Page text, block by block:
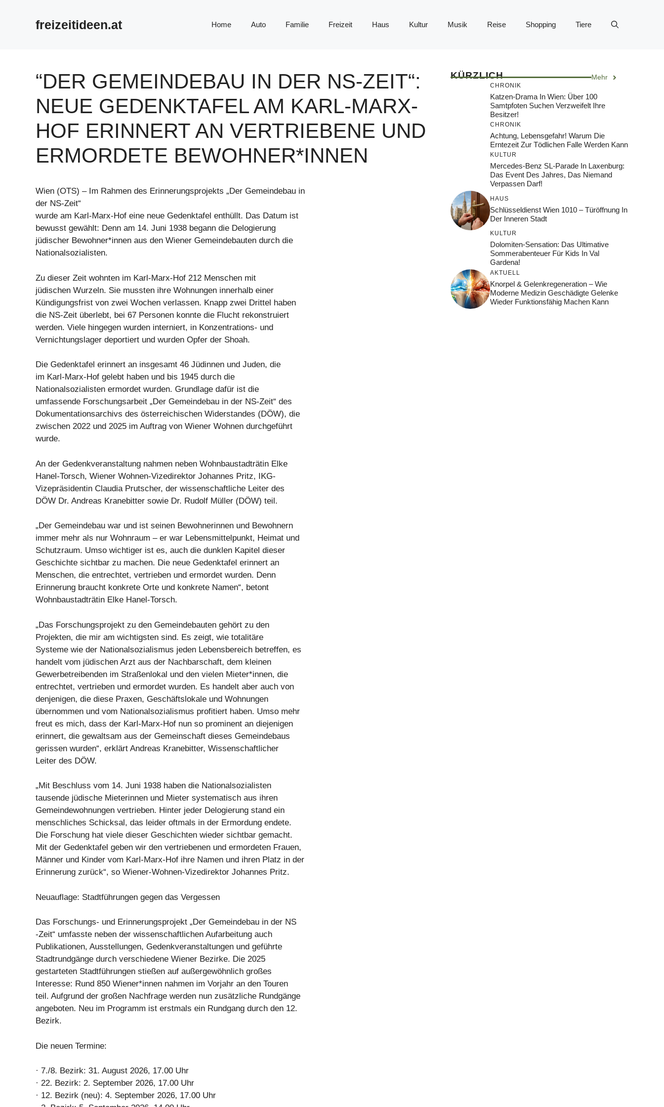
freizeitideen.at Home Auto Familie Freizeit Haus Kultur Musik Reise Shopping Tiere
“DER GEMEINDEBAU IN DER NS-ZEIT“:
NEUE GEDENKTAFEL AM KARL-MARX-
HOF ERINNERT AN VERTRIEBENE UND
ERMORDETE BEWOHNER*INNEN
Wien (OTS) – Im Rahmen des Erinnerungsprojekts „Der Gemeindebau in
der NS-Zeit“
wurde am Karl-Marx-Hof eine neue Gedenktafel enthüllt. Das Datum ist
bewusst gewählt: Denn am 14. Juni 1938 begann die Delogierung
jüdischer Bewohner*innen aus den Wiener Gemeindebauten durch die
Nationalsozialisten.
Zu dieser Zeit wohnten im Karl-Marx-Hof 212 Menschen mit
jüdischen Wurzeln. Sie mussten ihre Wohnungen innerhalb einer
Kündigungsfrist von zwei Wochen verlassen. Knapp zwei Drittel haben
die NS-Zeit überlebt, bei 67 Personen konnte die Flucht rekonstruiert
werden. Viele hingegen wurden interniert, in Konzentrations- und
Vernichtungslager deportiert und wurden Opfer der Shoah.
Die Gedenktafel erinnert an insgesamt 46 Jüdinnen und Juden, die
im Karl-Marx-Hof gelebt haben und bis 1945 durch die
Nationalsozialisten ermordet wurden. Grundlage dafür ist die
umfassende Forschungsarbeit „Der Gemeindebau in der NS-Zeit“ des
Dokumentationsarchivs des österreichischen Widerstandes (DÖW), die
zwischen 2022 und 2025 im Auftrag von Wiener Wohnen durchgeführt
wurde.
An der Gedenkveranstaltung nahmen neben Wohnbaustadträtin Elke
Hanel-Torsch, Wiener Wohnen-Vizedirektor Johannes Pritz, IKG-
Vizepräsidentin Claudia Prutscher, der wissenschaftliche Leiter des
DÖW Dr. Andreas Kranebitter sowie Dr. Rudolf Müller (DÖW) teil.
„Der Gemeindebau war und ist seinen Bewohnerinnen und Bewohnern
immer mehr als nur Wohnraum – er war Lebensmittelpunkt, Heimat und
Schutzraum. Umso wichtiger ist es, auch die dunklen Kapitel dieser
Geschichte sichtbar zu machen. Die neue Gedenktafel erinnert an
Menschen, die entrechtet, vertrieben und ermordet wurden. Denn
Erinnerung braucht konkrete Orte und konkrete Namen“, betont
Wohnbaustadträtin Elke Hanel-Torsch.
„Das Forschungsprojekt zu den Gemeindebauten gehört zu den
Projekten, die mir am wichtigsten sind. Es zeigt, wie totalitäre
Systeme wie der Nationalsozialismus jeden Lebensbereich betreffen, es
handelt vom jüdischen Arzt aus der Nachbarschaft, dem kleinen
Gewerbetreibenden im Straßenlokal und den vielen Mieter*innen, die
entrechtet, vertrieben und ermordet wurden. Es handelt aber auch von
denjenigen, die diese Praxen, Geschäftslokale und Wohnungen
übernommen und vom Nationalsozialismus profitiert haben. Umso mehr
freut es mich, dass der Karl-Marx-Hof nun so prominent an diejenigen
erinnert, die gewaltsam aus der Gemeinschaft dieses Gemeindebaus
gerissen wurden“, erklärt Andreas Kranebitter, Wissenschaftlicher
Leiter des DÖW.
„Mit Beschluss vom 14. Juni 1938 haben die Nationalsozialisten
tausende jüdische Mieterinnen und Mieter systematisch aus ihren
Gemeindewohnungen vertrieben. Hinter jeder Delogierung stand ein
menschliches Schicksal, das leider oftmals in der Ermordung endete.
Die Forschung hat viele dieser Geschichten wieder sichtbar gemacht.
Mit der Gedenktafel geben wir den vertriebenen und ermordeten Frauen,
Männer und Kinder vom Karl-Marx-Hof ihre Namen und ihren Platz in der
Erinnerung zurück“, so Wiener-Wohnen-Vizedirektor Johannes Pritz.
Neuauflage: Stadtführungen gegen das Vergessen
Das Forschungs- und Erinnerungsprojekt „Der Gemeindebau in der NS
-Zeit“ umfasste neben der wissenschaftlichen Aufarbeitung auch
Publikationen, Ausstellungen, Gedenkveranstaltungen und geführte
Stadtrundgänge durch verschiedene Wiener Bezirke. Die 2025
gestarteten Stadtführungen stießen auf außergewöhnlich großes
Interesse: Rund 850 Wiener*innen nahmen im Vorjahr an den Touren
teil. Aufgrund der großen Nachfrage werden nun zusätzliche Rundgänge
angeboten. Neu im Programm ist erstmals ein Rundgang durch den 12.
Bezirk.
Die neuen Termine:
· 7./8. Bezirk: 31. August 2026, 17.00 Uhr
· 22. Bezirk: 2. September 2026, 17.00 Uhr
· 12. Bezirk (neu): 4. September 2026, 17.00 Uhr
KÜRZLICH Mehr
CHRONIK
Katzen-Drama In Wien: Über 100
Samtpfoten Suchen Verzweifelt Ihre
Besitzer!
CHRONIK
Achtung, Lebensgefahr! Warum Die
Erntezeit Zur Tödlichen Falle Werden Kann
KULTUR
Mercedes-Benz SL-Parade In Laxenburg:
Das Event Des Jahres, Das Niemand
Verpassen Darf!
HAUS
Schlüsseldienst Wien 1010 – Türöffnung In
Der Inneren Stadt
KULTUR
Dolomiten-Sensation: Das Ultimative
Sommerabenteuer Für Kids In Val
Gardena!
AKTUELL
Knorpel & Gelenkregeneration – Wie
Moderne Medizin Geschädigte Gelenke
Wieder Funktionsfähig Machen Kann